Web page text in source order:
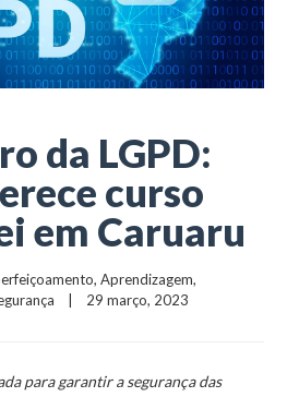
da LGPD:
curso
em Caruaru
, Aprendizagem
    |    29 março, 2023
para garantir a segurança das